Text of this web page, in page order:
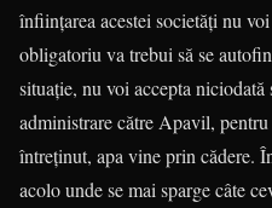
înfiinţarea acestei societăţi nu
obligatoriu va trebui să se
situaţie, nu voi accepta niciodată
administrare către Apavil, pentru
întreţinut, apa vine prin cădere.
acolo unde se mai sparge câte